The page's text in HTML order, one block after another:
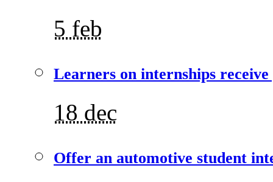
5 feb
Learners on internships
18 dec
Offer an automotive student